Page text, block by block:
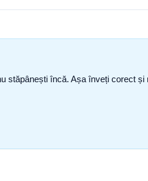
stăpânești încă. Așa înveți corect